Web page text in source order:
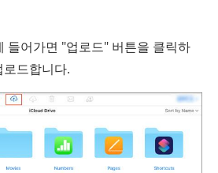
들어가면 "업로드" 버튼을 클릭하
드합니다.